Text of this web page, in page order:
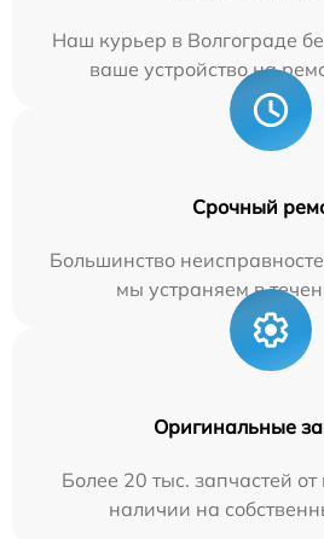
Наш курьер в Волгограде
ваше устройство на
Срочный
Большинство
мы устраняем в
Оригинальные
Более 20 тыс. запчастей
наличии на